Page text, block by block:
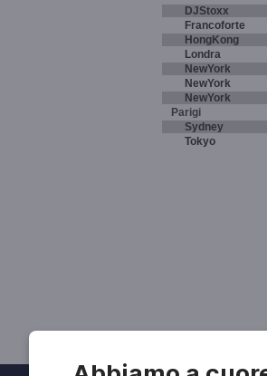
DJStoxx
Francoforte
HongKong
Londra
NewYork
NewYork
NewYork
Parigi
Sydney
Tokyo